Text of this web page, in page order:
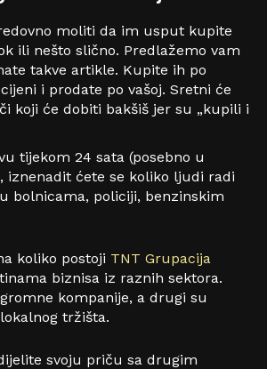
moliti da im usput kupite
ili nešto slično. Predlažemo vam
takve artikle. Kupite ih po
i prodate po vašoj. Sretni će
koji će dobiti bakšiš jer su „kupili i
tijekom 24 sata (posebno u
iznenadit ćete se koliko ljudi radi
bolnicama, policiji, benzinskim
koliko postoji TNT Grupacija
biznisa iz raznih sektora.
kompanije, a drugi su
tržišta.
svoju priču sa drugim